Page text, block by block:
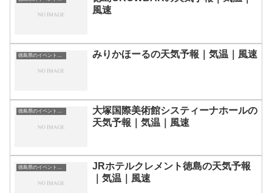
風速
みりかほーるの天気予報｜気温｜風速
徳島県のイベント会場一覧
大塚国際美術館システィーナホールの
天気予報｜気温｜風速
徳島県のイベント会場一覧
JRホテルクレメント徳島の天気予報
｜気温｜風速